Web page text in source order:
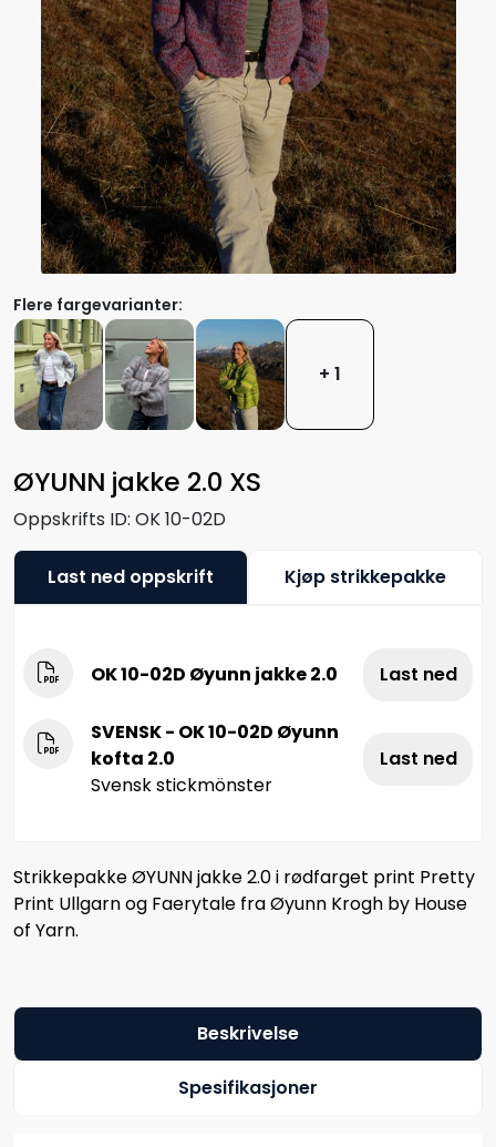
ØYUNN jakke 2.0 XS
Oppskrifts ID: OK 10-02D
Flere fargevarianter:
+ 1
Last ned oppskrift Kjøp strikkepakke
OK 10-02D Øyunn jakke 2.0 Last ned
SVENSK - OK 10-02D Øyunn
kofta 2.0
Svensk stickmönster
Last ned
Strikkepakke ØYUNN jakke 2.0 i rødfarget print Pretty
Print Ullgarn og Faerytale fra Øyunn Krogh by House
of Yarn.
Beskrivelse
Spesifikasjoner